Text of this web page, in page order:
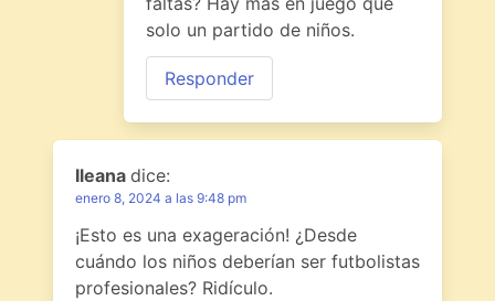
solo un partido de niños.
Responder
Ileana dice:
enero 8, 2024 a las 9:48 pm
¡Esto es una exageración! ¿Desde
cuándo los niños deberían ser futbolistas
profesionales? Ridículo.